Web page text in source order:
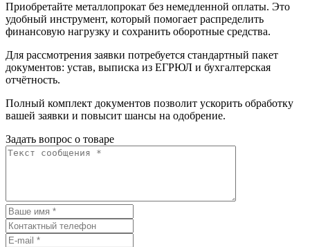
Приобретайте металлопрокат без немедленной оплаты. Это
удобный инструмент, который помогает распределить
финансовую нагрузку и сохранить оборотные средства.
Для рассмотрения заявки потребуется стандартный пакет
документов: устав, выписка из ЕГРЮЛ и бухгалтерская
отчётность.
Полный комплект документов позволит ускорить обработку
вашей заявки и повысит шансы на одобрение.
Задать вопрос о товаре